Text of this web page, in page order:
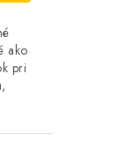
ako
pri